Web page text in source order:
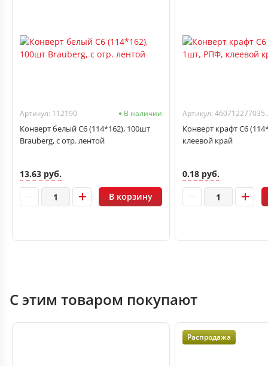
Артикул: 112190 В наличии
Конверт белый С6 (114*162), 100шт
Brauberg, с отр. лентой
13.63 руб.
В корзину
Артикул:
Конверт крафт С6
клеевой край
0.18 руб.
С этим товаром покупают
Распродажа